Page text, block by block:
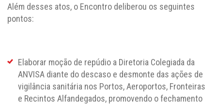
Além desses atos, o Encontro deliberou os seguintes
pontos:
Elaborar moção de repúdio a Diretoria Colegiada da
ANVISA diante do descaso e desmonte das ações de
vigilância sanitária nos Portos, Aeroportos, Fronteiras
e Recintos Alfandegados, promovendo o fechamento